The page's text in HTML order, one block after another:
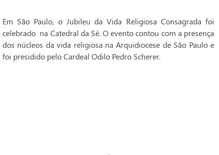
Em São Paulo, o Jubileu da Vida Religiosa Consagrada foi
celebrado na Catedral da Sé. O evento contou com a presença
dos núcleos da vida religiosa na Arquidiocese de São Paulo e
foi presidido pelo Cardeal Odilo Pedro Scherer.